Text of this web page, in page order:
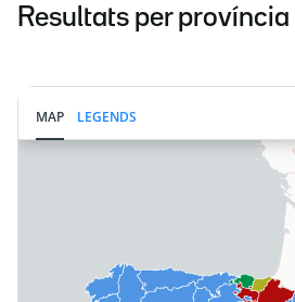
Resultats per província